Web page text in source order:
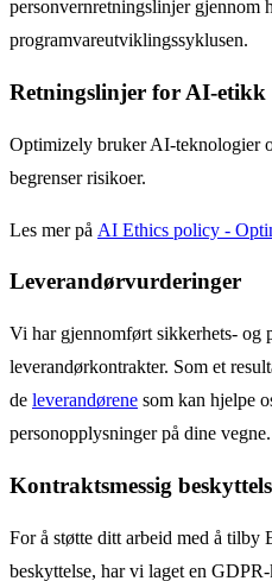
personvernretningslinjer gjennom
programvareutviklingssyklusen.
Retningslinjer for AI-etikk
Optimizely bruker AI-teknologier
begrenser risikoer.
Les mer på AI Ethics policy -
Leverandørvurderinger
Vi har gjennomført sikkerhets- og
leverandørkontrakter. Som et
de leverandørene som kan hjelpe
personopplysninger på dine vegne.
Kontraktsmessig
For å støtte ditt arbeid med å tilby
beskyttelse, har vi laget en